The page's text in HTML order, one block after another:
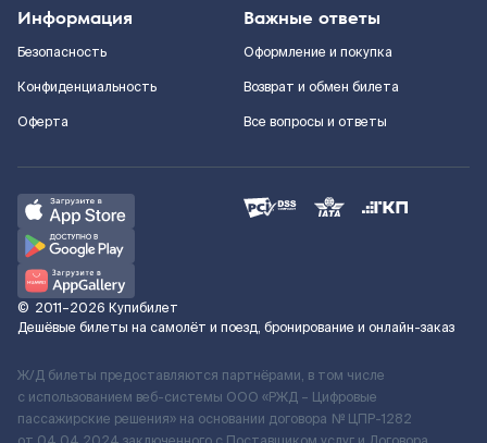
Информация
Безопасность
Конфиденциальность
Оферта
Важные ответы
Оформление и покупка
Возврат и обмен билета
Все вопросы и ответы
© 2011–2026 Купибилет
Дешёвые билеты на самолёт и поезд, бронирование и онлайн-заказ
Ж/Д билеты предоставляются партнёрами, в том числе
с использованием веб-системы ООО «РЖД – Цифровые
пассажирские решения» на основании договора № ЦПР-1282